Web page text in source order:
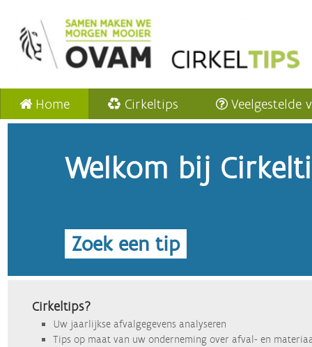
Home Cirkeltips Veelgestelde
Welkom bij
Zoek een tip
Cirkeltips?
Uw jaarlijkse afvalgegevens analyseren
Tips op maat van uw onderneming over afval- en